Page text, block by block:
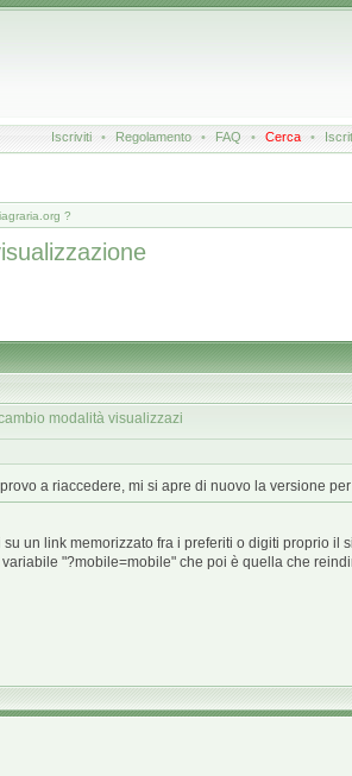
Iscriviti • Regolamento • FAQ • Cerca •
?
modalità visualizzazi
a riaccedere, mi si apre di nuovo la versione
un link memorizzato fra i preferiti o digiti proprio il
"?mobile=mobile" che poi è quella che